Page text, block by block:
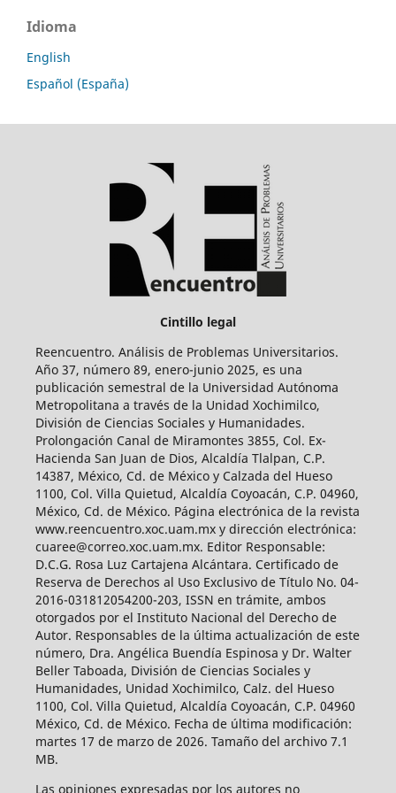
Idioma
English
Español (España)
Cintillo legal
Reencuentro. Análisis de Problemas Universitarios.
Año 37, número 89, enero-junio 2025, es una
publicación semestral de la Universidad Autónoma
Metropolitana a través de la Unidad Xochimilco,
División de Ciencias Sociales y Humanidades.
Prolongación Canal de Miramontes 3855, Col. Ex-
Hacienda San Juan de Dios, Alcaldía Tlalpan, C.P.
14387, México, Cd. de México y Calzada del Hueso
1100, Col. Villa Quietud, Alcaldía Coyoacán, C.P. 04960,
México, Cd. de México. Página electrónica de la revista
www.reencuentro.xoc.uam.mx y dirección electrónica:
cuaree@correo.xoc.uam.mx. Editor Responsable:
D.C.G. Rosa Luz Cartajena Alcántara. Certificado de
Reserva de Derechos al Uso Exclusivo de Título No. 04-
2016-031812054200-203, ISSN en trámite, ambos
otorgados por el Instituto Nacional del Derecho de
Autor. Responsables de la última actualización de este
número, Dra. Angélica Buendía Espinosa y Dr. Walter
Beller Taboada, División de Ciencias Sociales y
Humanidades, Unidad Xochimilco, Calz. del Hueso
1100, Col. Villa Quietud, Alcaldía Coyoacán, C.P. 04960
México, Cd. de México. Fecha de última modificación:
martes 17 de marzo de 2026. Tamaño del archivo 7.1
MB.
Las opiniones expresadas por los autores no